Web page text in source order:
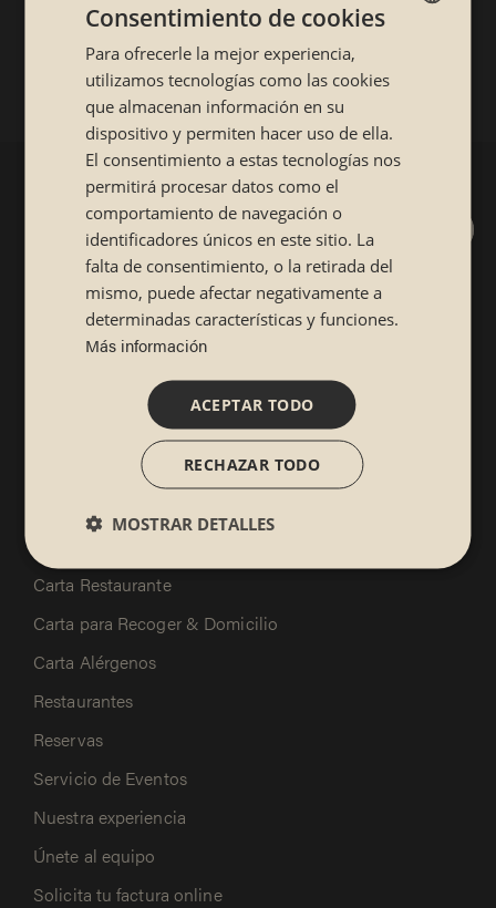
Compártelo:
Suscríbete y consigue un 5% dedescuento de
bienvenida por ser un SibuyaLover.
Descubrir beneficios
Sibuya
Carta Restaurante
Carta para Recoger & Domicilio
Carta Alérgenos
Restaurantes
Reservas
Servicio de Eventos
Nuestra experiencia
Únete al equipo
Solicita tu factura online
CATALÁN
Consentimiento de cookies
Para ofrecerle la mejor experiencia,
utilizamos tecnologías como las cookies
que almacenan información en su
dispositivo y permiten hacer uso de ella.
El consentimiento a estas tecnologías nos
permitirá procesar datos como el
comportamiento de navegación o
identificadores únicos en este sitio. La
falta de consentimiento, o la retirada del
mismo, puede afectar negativamente a
determinadas características y funciones.
Más información
ACEPTAR TODO
RECHAZAR TODO
MOSTRAR DETALLES